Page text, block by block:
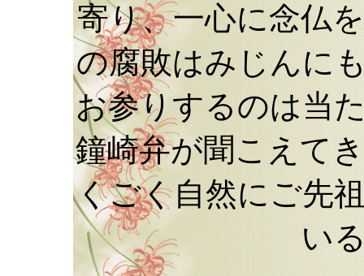
寄り、一心に念仏
の腐敗はみじんに
お参りするのは当
鐘崎弁が聞こえて
くごく自然にご先
い